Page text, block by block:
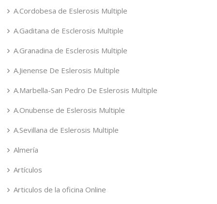
A.Cordobesa de Eslerosis Multiple
A.Gaditana de Esclerosis Multiple
A.Granadina de Esclerosis Multiple
A.Jienense De Eslerosis Multiple
A.Marbella-San Pedro De Eslerosis Multiple
A.Onubense de Eslerosis Multiple
A.Sevillana de Eslerosis Multiple
Almería
Artículos
Articulos de la oficina Online